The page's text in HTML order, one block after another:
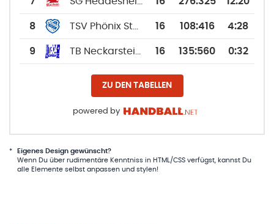
8 16 108:416 4:28
9 16 135:560 0:32
ZU DEN TABELLEN
powered by
*
Eigenes Design gewünscht?
Wenn Du über rudimentäre Kenntniss in HTML/CSS verfügst, kannst Du
alle Elemente selbst anpassen und stylen!